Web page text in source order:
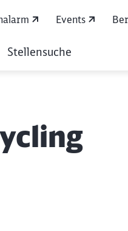
Events
Stellensuche